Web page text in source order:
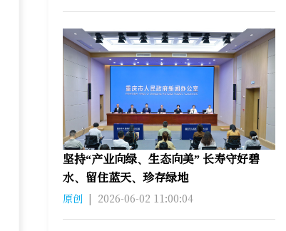
坚持“产业向绿、生态向美” 长寿守好碧
水、留住蓝天、珍存绿地
原创 | 2026-06-02 11:00:04